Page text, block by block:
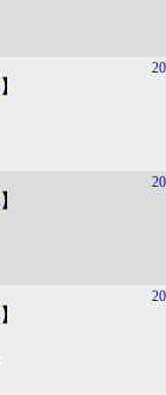
】
】
】